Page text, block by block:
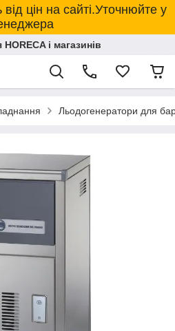
цін на сайті.Уточнюйте у
і магазинів
Льодогенератори для